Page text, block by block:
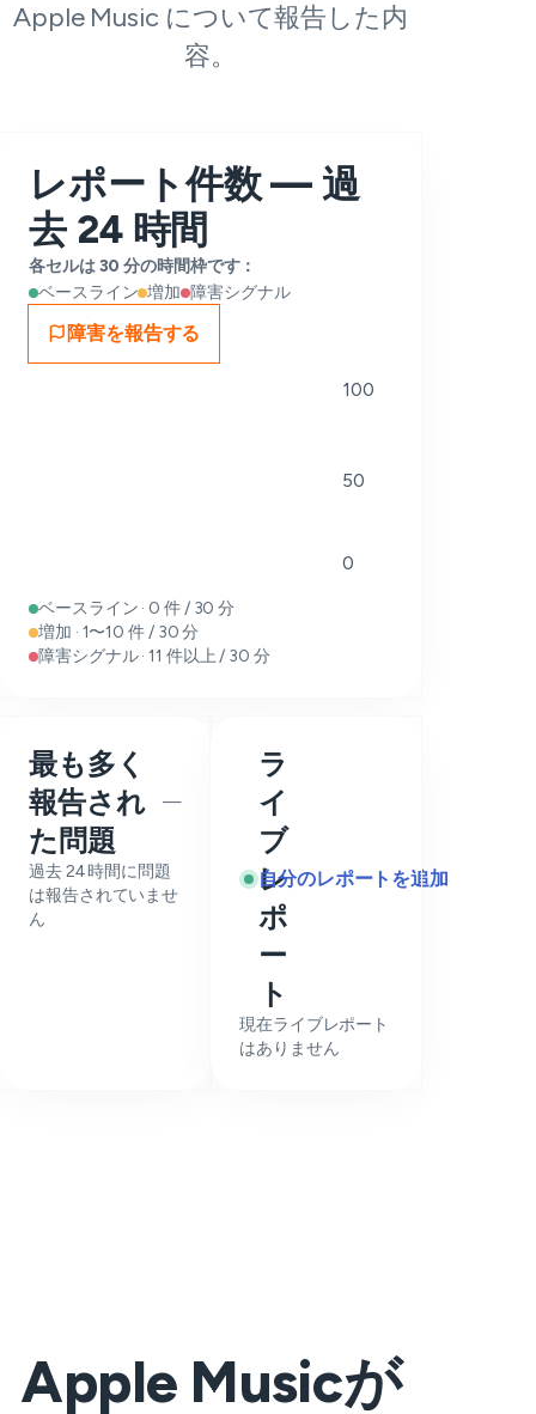
Apple Music について報告した内
容。
レポート件数 — 過
去 24 時間
各セルは 30 分の時間枠です：
ベースライン 増加 障害シグナル
障害を報告する
100
50
0
ベースライン · 0 件 / 30 分
増加 · 1〜10 件 / 30 分
障害シグナル · 11 件以上 / 30 分
最も多く
報告され
た問題
—
過去 24 時間に問題
は報告されていませ
ん
ラ
イ
ブ
レ
ポ
ー
ト
自分のレポートを追加
現在ライブレポート
はありません
Apple Musicが